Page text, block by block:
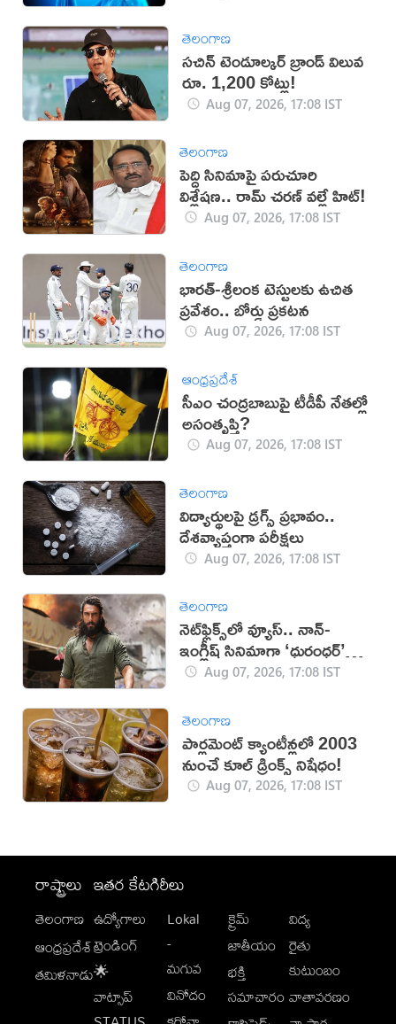
తెలంగాణ
సచిన్ టెండూల్కర్ బ్రాండ్ విలువ
రూ. 1,200 కోట్లు!
Aug 07, 2026, 17:08 IST
తెలంగాణ
పెద్ది సినిమాపై పరుచూరి
విశ్లేషణ.. రామ్ చరణ్ వల్లే హిట్!
Aug 07, 2026, 17:08 IST
తెలంగాణ
భారత్-శ్రీలంక టెస్టులకు ఉచిత
ప్రవేశం.. బోర్డు ప్రకటన
Aug 07, 2026, 17:08 IST
ఆంధ్రప్రదేశ్
సీఎం చంద్రబాబుపై టీడీపీ నేతల్లో
అసంతృప్తి?
Aug 07, 2026, 17:08 IST
తెలంగాణ
విద్యార్థులపై డ్రగ్స్ ప్రభావం..
దేశవ్యాప్తంగా పరీక్షలు
Aug 07, 2026, 17:08 IST
తెలంగాణ
నెట్‌ఫ్లిక్స్‌లో వ్యూస్.. నాన్-
ఇంగ్లీష్ సినిమాగా ‘ధురంధర్’
రికార్డుAug 07, 2026, 17:08 IST
తెలంగాణ
పార్లమెంట్ క్యాంటీన్లలో 2003
నుంచే కూల్ డ్రింక్స్ నిషేధం!
Aug 07, 2026, 17:08 IST
రాష్ట్రాలు
తెలంగాణ
ఆంధ్రప్రదేశ్
తమిళనాడు
ఇతర కేటగిరీలు
ఉద్యోగాలు
ట్రెండింగ్
🌟
వాట్సాప్
Lokal
-
మగువ
వినోదం
క్రైమ్
జాతీయం
భక్తి
సమాచారం
విద్య
రైతు
కుటుంబం
వాతావరణం